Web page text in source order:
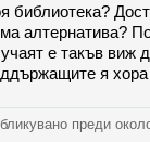
библиотека?
алтернатива?
е такъв виж
я хора
преди